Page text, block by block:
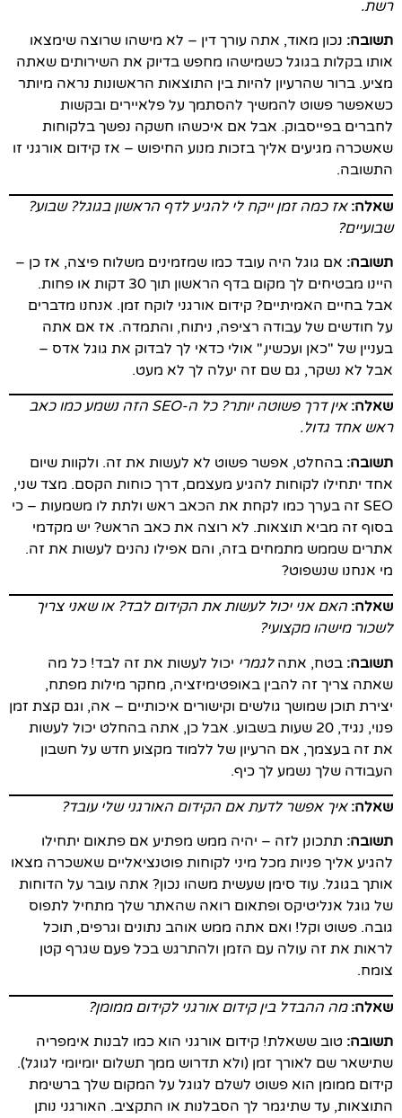
רשת.
תשובה: נכון מאוד, אתה עורך דין – לא מישהו שרוצה שימצאו
אותו בקלות בגוגל כשמישהו מחפש בדיוק את השירותים שאתה
מציע. ברור שהרעיון להיות בין התוצאות הראשונות נראה מיותר
כשאפשר פשוט להמשיך להסתמך על פלאיירים ובקשות
לחברים בפייסבוק. אבל אם איכשהו חשקה נפשך בלקוחות
שאשכרה מגיעים אליך בזכות מנוע החיפוש – אז קידום אורגני זו
התשובה.
שאלה: אז כמה זמן ייקח לי להגיע לדף הראשון בגוגל? שבוע?
שבועיים?
תשובה: אם גוגל היה עובד כמו שמזמינים משלוח פיצה, אז כן –
היינו מבטיחים לך מקום בדף הראשון תוך 30 דקות או פחות.
אבל בחיים האמיתיים? קידום אורגני לוקח זמן. אנחנו מדברים
על חודשים של עבודה רציפה, ניתוח, והתמדה. אז אם אתה
בעניין של "כאן ועכשיו," אולי כדאי לך לבדוק את גוגל אדס –
אבל לא נשקר, גם שם זה יעלה לך לא מעט.
שאלה:
אין דרך פשוטה יותר? כל ה-SEO הזה נשמע כמו כאב
ראש אחד גדול.
תשובה: בהחלט, אפשר פשוט לא לעשות את זה. ולקוות שיום
אחד יתחילו לקוחות להגיע מעצמם, דרך כוחות הקסם. מצד שני,
SEO זה בערך כמו לקחת את הכאב ראש ולתת לו משמעות – כי
בסוף זה מביא תוצאות. לא רוצה את כאב הראש? יש מקדמי
אתרים שממש מתמחים בזה, והם אפילו נהנים לעשות את זה.
מי אנחנו שנשפוט?
שאלה: האם אני יכול לעשות את הקידום לבד? או שאני צריך
לשכור מישהו מקצועי?
תשובה: בטח, אתהלגמרי יכול לעשות את זה לבד! כל מה
שאתה צריך זה להבין באופטימיזציה, מחקר מילות מפתח,
יצירת תוכן שמושך גולשים וקישורים איכותיים – אה, וגם קצת זמן
פנוי, נגיד, 20 שעות בשבוע. אבל כן, אתה בהחלט יכול לעשות
את זה בעצמך, אם הרעיון של ללמוד מקצוע חדש על חשבון
העבודה שלך נשמע לך כיף.
שאלה: איך אפשר לדעת אם הקידום האורגני שלי עובד?
תשובה: תתכונן לזה – יהיה ממש מפתיע אם פתאום יתחילו
להגיע אליך פניות מכל מיני לקוחות פוטנציאליים שאשכרה מצאו
אותך בגוגל. עוד סימן שעשית משהו נכון? אתה עובר על הדוחות
של גוגל אנליטיקס ופתאום רואה שהאתר שלך מתחיל לתפוס
גובה. פשוט וקל! ואם אתה ממש אוהב נתונים וגרפים, תוכל
לראות את זה עולה עם הזמן ולהתרגש בכל פעם שגרף קטן
צומח.
שאלה: מה ההבדל בין קידום אורגני לקידום ממומן?
תשובה: טוב ששאלת! קידום אורגני הוא כמו לבנות אימפריה
שתישאר שם לאורך זמן (ולא תדרוש ממך תשלום יומיומי לגוגל).
קידום ממומן הוא פשוט לשלם לגוגל על המקום שלך ברשימת
התוצאות, עד שתיגמר לך הסבלנות או התקציב. האורגני נותן